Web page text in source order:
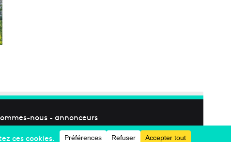
nous - annonceurs
Facebook
X Linkedin
YouTube
Instagram